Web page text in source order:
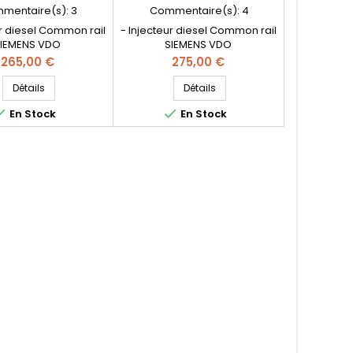
562000510
3
diesel Common rail
VDO
NEUF -
compatibles:
, 8201100113 ,
, 16600001Q1REX ,
, A6070700195 ,
, 8201041272 ,
Prix
265,00 €
Détails
En Stock
5WS40536 166004305R
Commentaire(s): 4
- Injecteur diesel Common rail
SIEMENS VDO
CONTINENTAL NEUF -
Références
compatibles: 5WS40536 ,
A2C59513484 , H8200704191 ,
8200903034 , 166008052R ,
8200704180 , 166008052R ,
Prix
275,00 €
Détails
 En Stock